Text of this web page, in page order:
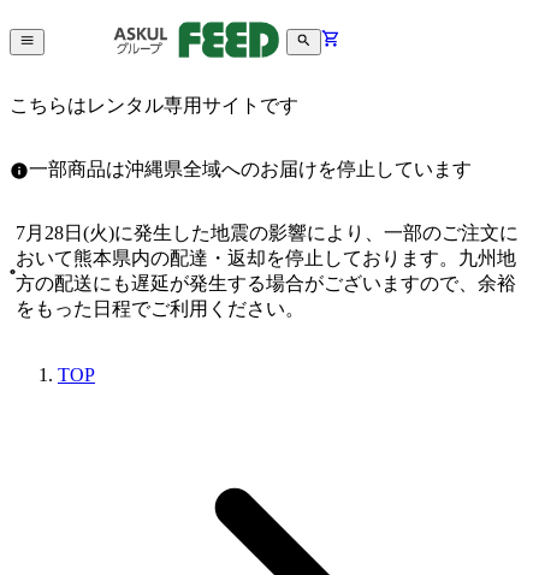
こちらはレンタル専用サイトです
一部商品は沖縄県全域へのお届けを停止しています
7月28日(火)に発生した地震の影響により、一部のご注文に
おいて熊本県内の配達・返却を停止しております。九州地
方の配送にも遅延が発生する場合がございますので、余裕
をもった日程でご利用ください。
TOP